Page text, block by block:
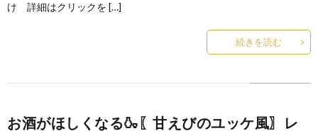
け 詳細はクリックを […]
続きを読む
お酒がほしくなる🍶〖甘えびのユッケ風〗レ